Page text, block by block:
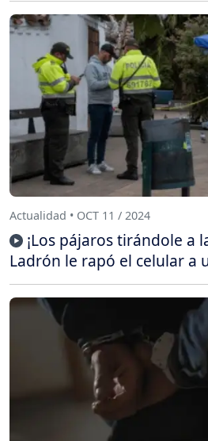
Actualidad • OCT 11 / 2024
¡Los pájaros tirándole a
Ladrón le rapó el celular a